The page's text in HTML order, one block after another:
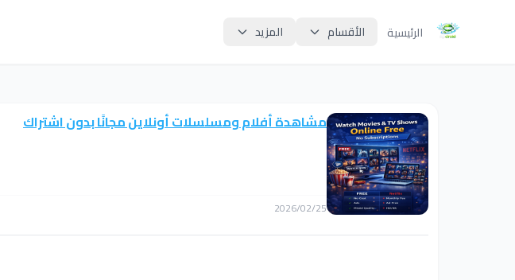
الرئيسية الأقسام المزيد
مشاهدة أفلام ومسلسلات أونلاين مجانًا بدون اشتراك
2026/02/25